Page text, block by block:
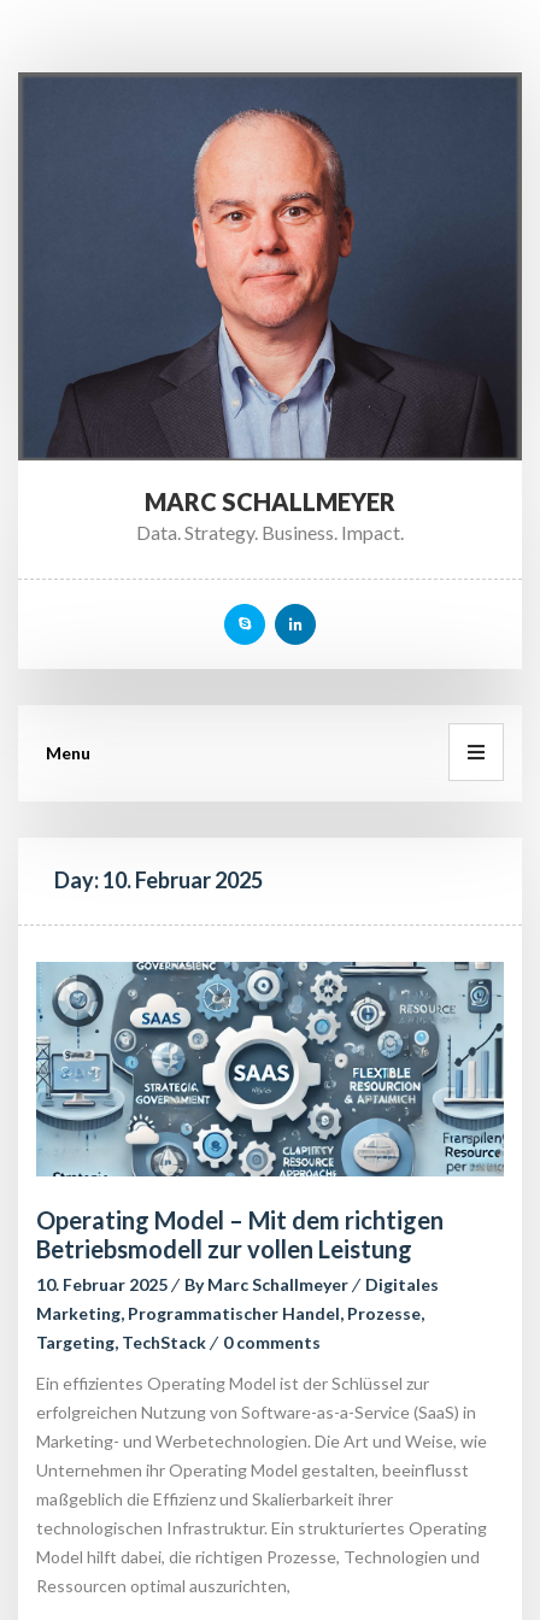
MARC SCHALLMEYER
Data. Strategy. Business. Impact.
Menu
Day: 10. Februar 2025
Operating Model – Mit dem richtigen
Betriebsmodell zur vollen Leistung
10. Februar 2025 By Marc Schallmeyer
Digitales
Marketing, Programmatischer Handel, Prozesse,
Targeting, TechStack
0 comment
Ein effizientes Operating Model ist der Schlüssel zur
erfolgreichen Nutzung von Software-as-a-Service (SaaS) in
Marketing- und Werbetechnologien. Die Art und Weise, wie
Unternehmen ihr Operating Model gestalten, beeinflusst
maßgeblich die Effizienz und Skalierbarkeit ihrer
technologischen Infrastruktur. Ein strukturiertes Operating
Model hilft dabei, die richtigen Prozesse, Technologien und
Ressourcen optimal auszurichten,